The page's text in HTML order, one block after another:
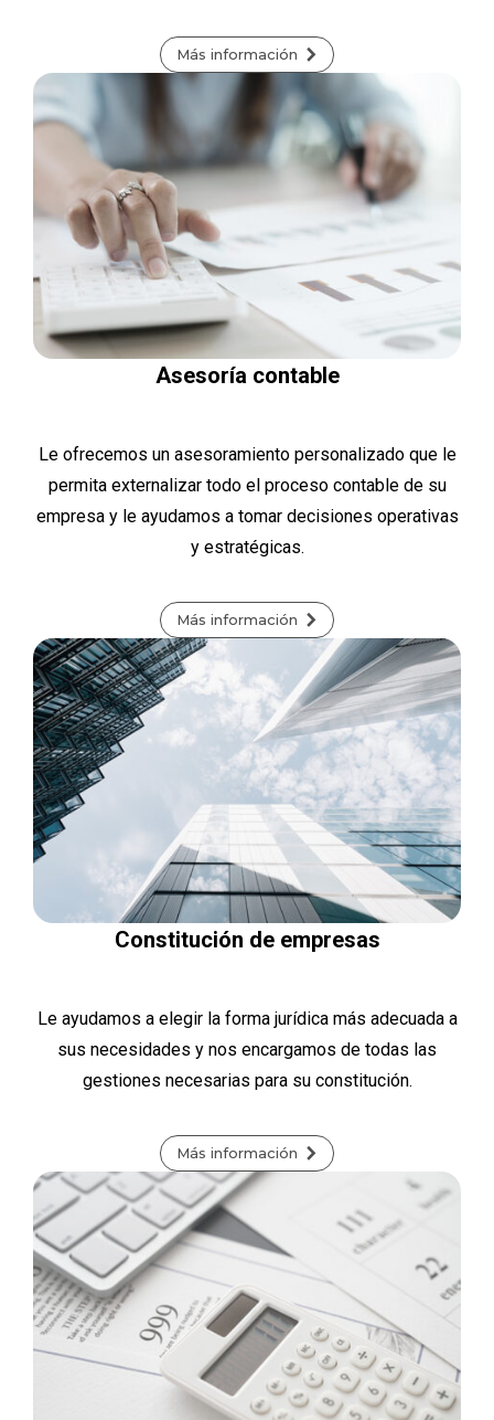
Más información
Asesoría contable
Le ofrecemos un asesoramiento personalizado que le
permita externalizar todo el proceso contable de su
empresa y le ayudamos a tomar decisiones operativas
y estratégicas.
Más información
Constitución de empresas
Le ayudamos a elegir la forma jurídica más adecuada a
sus necesidades y nos encargamos de todas las
gestiones necesarias para su constitución.
Más información